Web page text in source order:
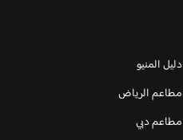
دليل المنيو
مطاعم الرياض
مطاعم دبي